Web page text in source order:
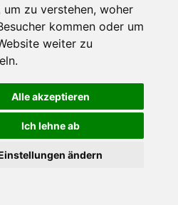
um zu verstehen, woher
kommen oder um
weiter zu
Alle akzeptieren
Ich lehne ab
ändern
Keramik
·Markt melden